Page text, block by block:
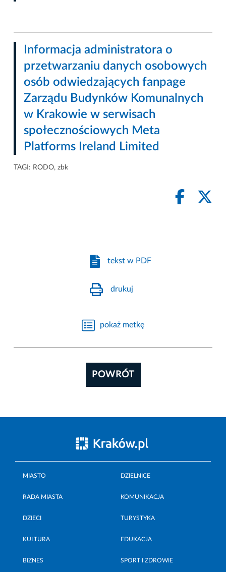
Informacja administratora o
przetwarzaniu danych osobowych
osób odwiedzających fanpage
Zarządu Budynków Komunalnych
w Krakowie w serwisach
społecznościowych Meta
Platforms Ireland Limited
TAGI: RODO, zbk
tekst w PDF
drukuj
pokaż metkę
POWRÓT
MIASTO DZIELNICE
RADA MIASTA KOMUNIKACJA
DZIECI TURYSTYKA
KULTURA EDUKACJA
BIZNES SPORT I ZDROWIE